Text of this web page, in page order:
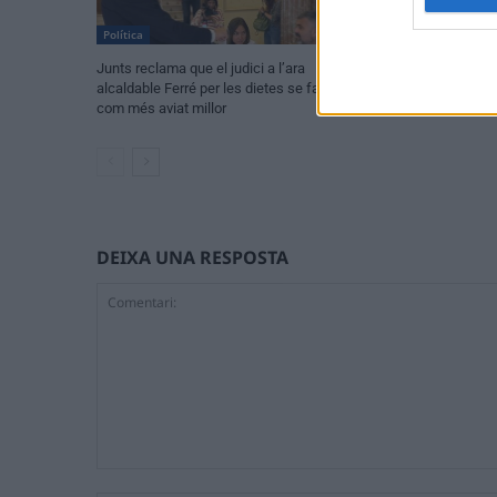
Política
Junts reclama que el judici a l’ara
alcaldable Ferré per les dietes se faça
com més aviat millor
Política
L’oposició en
DEIXA UNA RESPOSTA